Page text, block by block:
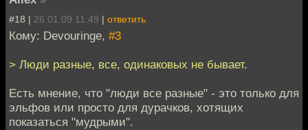
#18 | 26.01.09 11:49 | ответить
Кому: Devouringe, #3
> Люди разные, все, одинаковых не бывает.
Есть мнение, что "люди все разные" - это только для
эльфов или просто для дурачков, хотящих
показаться "мудрыми".